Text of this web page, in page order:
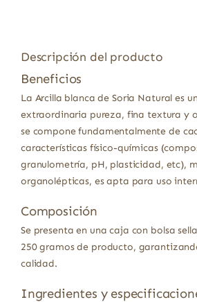
Descripción del producto
Beneficios
La Arcilla blanca de Soria Natural es
extraordinaria pureza, fina textura y
se compone fundamentalmente de
características físico-químicas
granulometría, pH, plasticidad, etc),
organolépticas, es apta para uso
Composición
Se presenta en una caja con bolsa
250 gramos de producto,
calidad.
Ingredientes y